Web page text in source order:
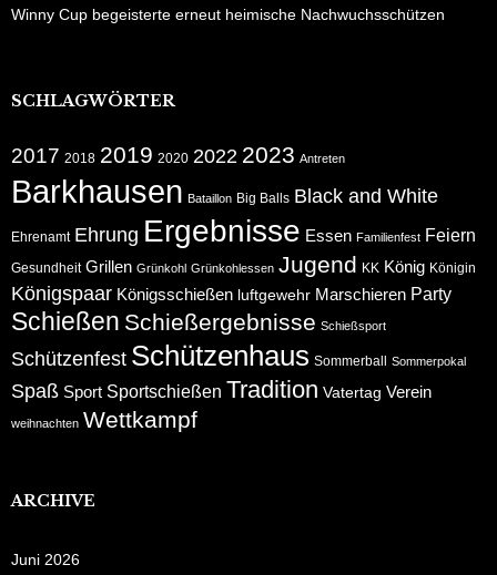
Winny Cup begeisterte erneut heimische Nachwuchsschützen
SCHLAGWÖRTER
2017 2018 2019 2020 2022 2023 Antreten
Barkhausen Bataillon Big Balls Black and White
Ehrenamt Ehrung Ergebnisse Essen Familienfest Feiern
Gesundheit Grillen Grünkohl Grünkohlessen Jugend KK König Königin
Königspaar Königsschießen luftgewehr Marschieren Party
Schießen Schießergebnisse Schießsport
Schützenfest Schützenhaus Sommerball Sommerpokal
Spaß Sport Sportschießen Tradition Vatertag Verein
weihnachten Wettkampf
ARCHIVE
Juni 2026